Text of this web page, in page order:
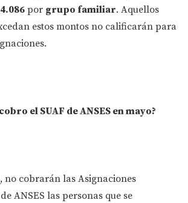
por grupo familiar. Aquellos
estos montos no calificarán para
el SUAF de ANSES en mayo?
no cobrarán las Asignaciones
ANSES las personas que se